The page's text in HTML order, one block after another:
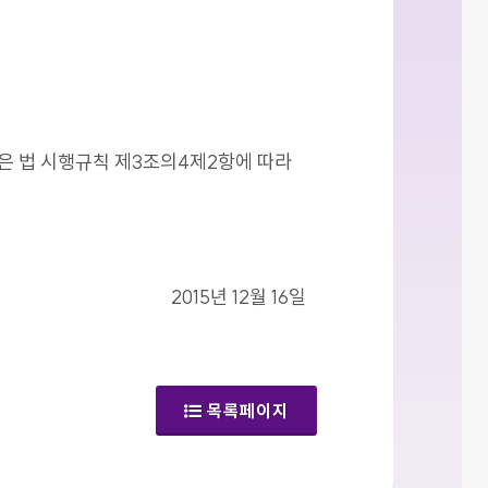
법 시행규칙 제3조의4제2항에 따라
2015년 12월 16일
목록페이지